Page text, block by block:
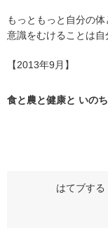
もっともっと自分の
意識をむけることは自
【2013年9月】
食と農と健康と いの